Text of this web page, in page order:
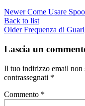
Newer Come Usare
Back to list
Older Frequenza di
Lascia un
Il tuo indirizzo email non
contrassegnati *
Commento *